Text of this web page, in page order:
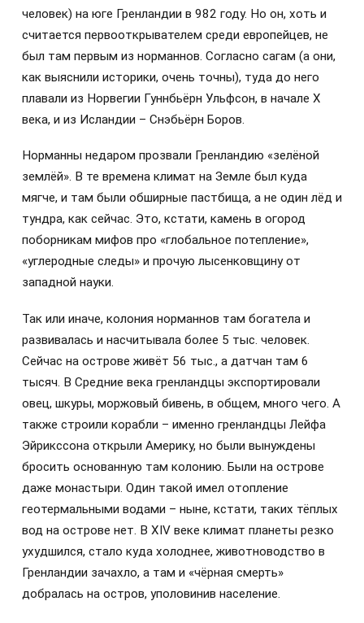
человек) на юге Гренландии в 982 году. Но он, хоть и
считается первооткрывателем среди европейцев, не
был там первым из норманнов. Согласно сагам (а они,
как выяснили историки, очень точны), туда до него
плавали из Норвегии Гуннбьёрн Ульфсон, в начале X
века, и из Исландии – Снэбьёрн Боров.
Норманны недаром прозвали Гренландию «зелёной
землёй». В те времена климат на Земле был куда
мягче, и там были обширные пастбища, а не один лёд и
тундра, как сейчас. Это, кстати, камень в огород
поборникам мифов про «глобальное потепление»,
«углеродные следы» и прочую лысенковщину от
западной науки.
Так или иначе, колония норманнов там богатела и
развивалась и насчитывала более 5 тыс. человек.
Сейчас на острове живёт 56 тыс., а датчан там 6
тысяч. В Средние века гренландцы экспортировали
овец, шкуры, моржовый бивень, в общем, много чего. А
также строили корабли – именно гренландцы Лейфа
Эйрикссона открыли Америку, но были вынуждены
бросить основанную там колонию. Были на острове
даже монастыри. Один такой имел отопление
геотермальными водами – ныне, кстати, таких тёплых
вод на острове нет. В XIV веке климат планеты резко
ухудшился, стало куда холоднее, животноводство в
Гренландии зачахло, а там и «чёрная смерть»
добралась на остров, уполовинив население.